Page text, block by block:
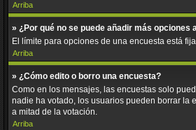
Arriba
» ¿Por qué no se puede añadir más opciones
El límite para opciones de una encuesta está
Arriba
» ¿Cómo edito o borro una encuesta?
Como en los mensajes, las encuestas solo
nadie ha votado, los usuarios pueden borrar la
a mitad de la votación.
Arriba